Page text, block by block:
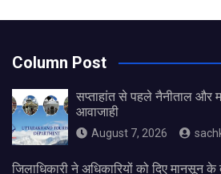
Column Post
सप्ताहांत से पहले नैनीताल और
आवाजाही
August 7, 2026
जिलाधिकारी ने अधिकारियों को दिए मानसून के